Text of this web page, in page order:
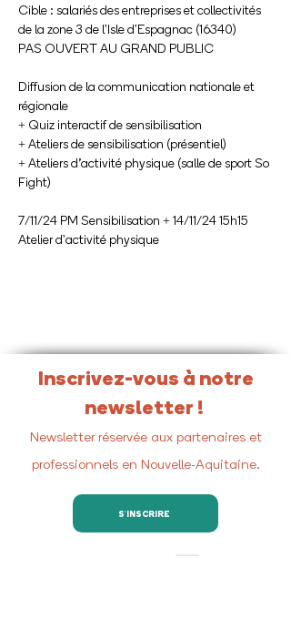
Cible : salariés des entreprises et collectivités
de la zone 3 de l'Isle d'Espagnac (16340)
PAS OUVERT AU GRAND PUBLIC
Diffusion de la communication nationale et
régionale
+ Quiz interactif de sensibilisation
+ Ateliers de sensibilisation (présentiel)
+ Ateliers d’activité physique (salle de sport So
Fight)
7/11/24 PM Sensibilisation + 14/11/24 15h15
Atelier d'activité physique
Inscrivez-vous à notre
newsletter !
Newsletter réservée aux partenaires et
professionnels en Nouvelle-Aquitaine.
S'INSCRIRE